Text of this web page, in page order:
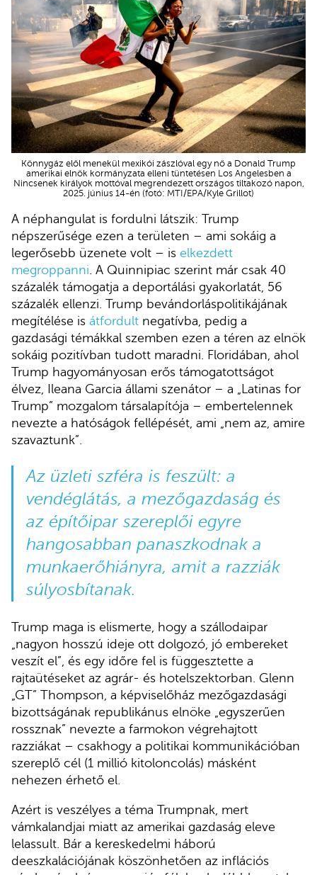
Könnygáz elől menekül mexikói zászlóval egy nő a Donald Trump
amerikai elnök kormányzata elleni tüntetésen Los Angelesben a
Nincsenek királyok mottóval megrendezett országos tiltakozó napon,
2025. június 14-én (fotó: MTI/EPA/Kyle Grillot)
A néphangulat is fordulni látszik: Trump
népszerűsége ezen a területen – ami sokáig a
legerősebb üzenete volt – is elkezdett
megroppanni. A Quinnipiac szerint már csak 40
százalék támogatja a deportálási gyakorlatát, 56
százalék ellenzi. Trump bevándorláspolitikájának
megítélése is átfordult negatívba, pedig a
gazdasági témákkal szemben ezen a téren az elnök
sokáig pozitívban tudott maradni. Floridában, ahol
Trump hagyományosan erős támogatottságot
élvez, Ileana Garcia állami szenátor – a „Latinas for
Trump” mozgalom társalapítója – embertelennek
nevezte a hatóságok fellépését, ami „nem az, amire
szavaztunk”.
Az üzleti szféra is feszült: a
vendéglátás, a mezőgazdaság és
az építőipar szereplői egyre
hangosabban panaszkodnak a
munkaerőhiányra, amit a razziák
súlyosbítanak.
Trump maga is elismerte, hogy a szállodaipar
„nagyon hosszú ideje ott dolgozó, jó embereket
veszít el”, és egy időre fel is függesztette a
rajtaütéseket az agrár- és hotelszektorban. Glenn
„GT” Thompson, a képviselőház mezőgazdasági
bizottságának republikánus elnöke „egyszerűen
rossznak” nevezte a farmokon végrehajtott
razziákat – csakhogy a politikai kommunikációban
szereplő cél (1 millió kitoloncolás) másként
nehezen érhető el.
Azért is veszélyes a téma Trumpnak, mert
vámkalandjai miatt az amerikai gazdaság eleve
lelassult. Bár a kereskedelmi háború
deeszkalációjának köszönhetően az inflációs